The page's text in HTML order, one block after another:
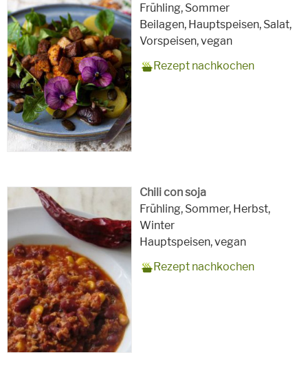
Zubereitungszeit
20 Minuten
Rezept
für
4 Personen
Saison
Frühling, Sommer
Schlagworte
Beilagen, Hauptspeisen, Salat,
Vorspeisen,vegan
Rezept nachkochen
Chili con soja
Zubereitungszeit
90 Minuten 1 Nacht
Einweichzeit/ 1 1/2 h Kochzeit
Rezept
für
4 Personen
Saison
Frühling, Sommer, Herbst,
Winter
Schlagworte
Hauptspeisen,vegan
Rezept nachkochen